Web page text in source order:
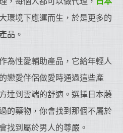
環境下應運而生，於是更多的
品。
為性愛輔助產品，它給年輕人
戀愛伴侶做愛時通過這些產
達到雲端的舒適。選擇日本藤
的藥物，你會找到那個不屬於
找到屬於男人的尊嚴。